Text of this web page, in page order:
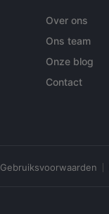
Over ons
Ons team
Onze blog
Contact
Gebruiksvoorwaarden